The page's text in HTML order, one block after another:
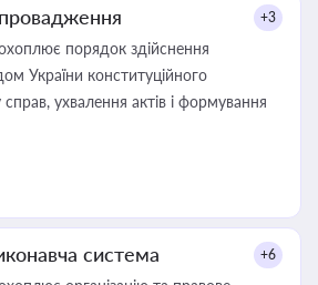
+3
порядок здійснення
України конституційного
ухвалення актів і формування
система +6